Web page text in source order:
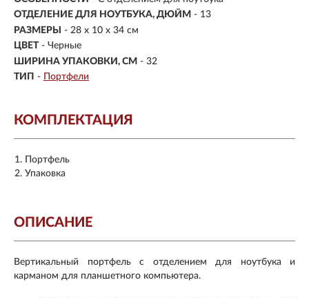
ОТДЕЛЕНИЕ ДЛЯ НОУТБУКА, ДЮЙМ - 13
РАЗМЕРЫ
- 28 x 10 x 34 см
ЦВЕТ - Черные
ШИРИНА УПАКОВКИ, СМ - 32
ТИП - Портфели
КОМПЛЕКТАЦИЯ
Портфель
Упаковка
ОПИСАНИЕ
Вертикальный портфель с отделением для ноутбука и
карманом для планшетного компьютера.